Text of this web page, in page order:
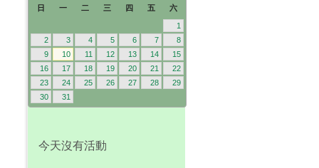
日 一 二 三 四 五 六
1
2
3 4 5 6 7
8
9
10 11 12 13 14
15
16
17 18 19 20 21
22
23
24 25 26 27 28
29
30
31
今天沒有活動